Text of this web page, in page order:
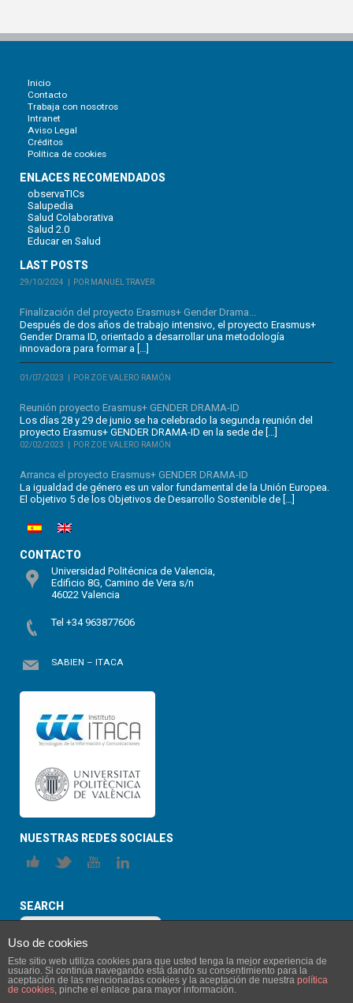
Inicio
Contacto
Trabaja con nosotros
Intranet
Aviso Legal
Créditos
Política de cookies
ENLACES RECOMENDADOS
observaTICs
Salupedia
Salud Colaborativa
Salud 2.0
Educar en Salud
LAST POSTS
29/10/2024 POR MANUEL TRAVER
Finalización del proyecto Erasmus+ Gender Drama...
Después de dos años de trabajo intensivo, el proyecto Erasmus+
Gender Drama ID, orientado a desarrollar una metodología
innovadora para formar a […]
01/07/2023 POR ZOE VALERO RAMÓN
Reunión proyecto Erasmus+ GENDER DRAMA-ID
Los días 28 y 29 de junio se ha celebrado la segunda reunión del
proyecto Erasmus+ GENDER DRAMA-ID en la sede de […]
02/02/2023 POR ZOE VALERO RAMÓN
Arranca el proyecto Erasmus+ GENDER DRAMA-ID
La igualdad de género es un valor fundamental de la Unión Europea.
El objetivo 5 de los Objetivos de Desarrollo Sostenible de […]
CONTACTO
Universidad Politécnica de Valencia,
Edificio 8G, Camino de Vera s/n
46022 Valencia
Tel +34 963877606
SABIEN – ITACA
NUESTRAS REDES SOCIALES
SEARCH
Uso de cookies
Este sitio web utiliza cookies para que usted tenga la mejor experiencia de
usuario. Si continúa navegando está dando su consentimiento para la
aceptación de las mencionadas cookies y la aceptación de nuestra política
de cookies, pinche el enlace para mayor información.